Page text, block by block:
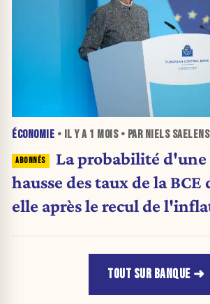
ÉCONOMIE • IL Y A 1 MOIS• PAR NIELS SAELENS
La probabilité
hausse des taux de la
elle après le recul de
TOUT SUR BANQUE